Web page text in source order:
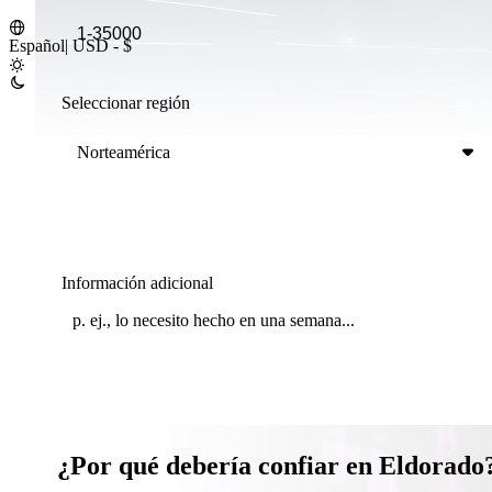
Español| USD - $
Seleccionar región
Norteamérica
Información adicional
¿Por qué debería confiar en